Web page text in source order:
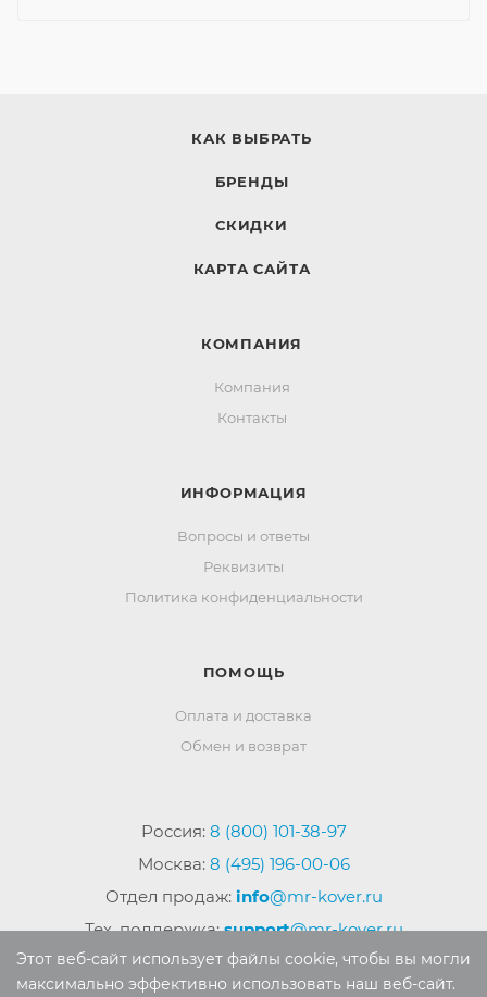
КАК ВЫБРАТЬ
БРЕНДЫ
СКИДКИ
КАРТА САЙТА
КОМПАНИЯ
Компания
Контакты
ИНФОРМАЦИЯ
Вопросы и ответы
Реквизиты
Политика конфиденциальности
ПОМОЩЬ
Оплата и доставка
Обмен и возврат
Россия: 8 (800) 101-38-97
Москва: 8 (495) 196-00-06
Отдел продаж: info@mr-kover.ru
Тех. поддержка:support@mr-kover.ru
Этот веб-сайт использует файлы cookie, чтобы вы могли
максимально эффективно использовать наш веб-сайт.